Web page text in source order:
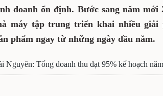
doanh ổn định. Bước sang năm mới
máy tập trung triển khai nhiều giải
phẩm ngay từ những ngày đầu năm.
Nguyên: Tổng doanh thu đạt 95% kế hoạch năm